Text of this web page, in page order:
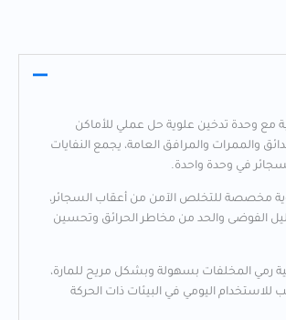
مع وحدة تدخين علوية حل عملي للأماكن
والممرات والمرافق العامة، يجمع النفايات
في وحدة واحدة.
مخصصة للتخلص الآمن من أعقاب السجائر،
الفوضى والحد من مخاطر الحرائق وتحسين
رمي المخلفات بسهولة وبشكل مريح للمارة،
اليومي في البيئات ذات الحركة